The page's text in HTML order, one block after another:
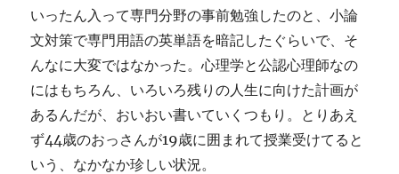
いったん入って専門分野の事前勉強したのと、小論
文対策で専門用語の英単語を暗記したぐらいで、そ
んなに大変ではなかった。心理学と公認心理師なの
にはもちろん、いろいろ残りの人生に向けた計画が
あるんだが、おいおい書いていくつもり。とりあえ
ず44歳のおっさんが19歳に囲まれて授業受けてると
いう、なかなか珍しい状況。